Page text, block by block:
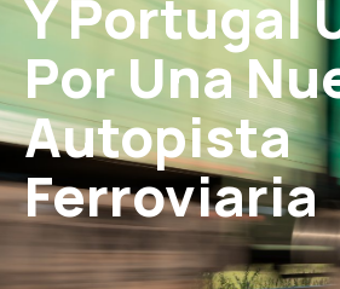
Y Portugal
Por Una
Autopista
Ferroviaria